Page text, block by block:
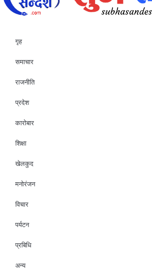
गृह
समाचार
राजनीति
प्रदेश
कारोबार
शिक्षा
खेलकुद
मनोरंजन
विचार
पर्यटन
प्रबिधि
अन्य